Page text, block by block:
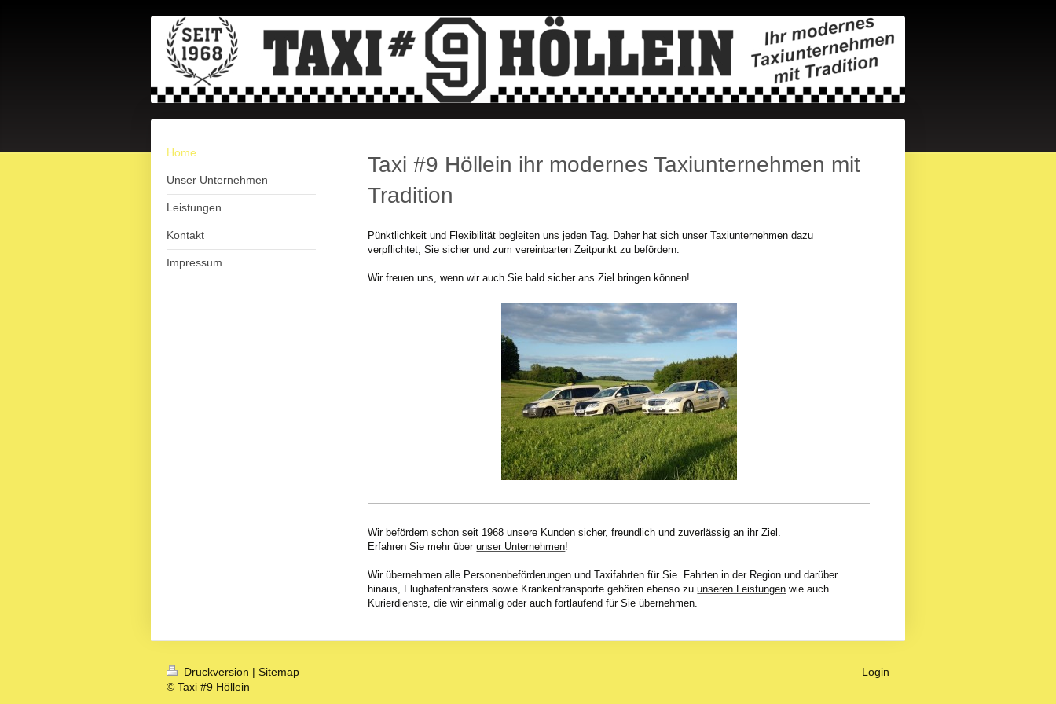
Home
Unser Unternehmen
Leistungen
Kontakt
Impressum
Taxi #9 Höllein ihr modernes Taxiunternehmen mit
Tradition
Pünktlichkeit und Flexibilität begleiten uns jeden Tag. Daher hat sich unser Taxiunternehmen dazu
verpflichtet, Sie sicher und zum vereinbarten Zeitpunkt zu befördern.
Wir freuen uns, wenn wir auch Sie bald sicher ans Ziel bringen können!
Wir befördern schon seit 1968 unsere Kunden sicher, freundlich und zuverlässig an ihr Ziel.
Erfahren Sie mehr über unser Unternehmen!
Wir übernehmen alle Personenbeförderungen und Taxifahrten für Sie. Fahrten in der Region und darüber
hinaus, Flughafentransfers sowie Krankentransporte gehören ebenso zu unseren Leistungen wie auch
Kurierdienste, die wir einmalig oder auch fortlaufend für Sie übernehmen.
Druckversion | Sitemap
© Taxi #9 Höllein
Login